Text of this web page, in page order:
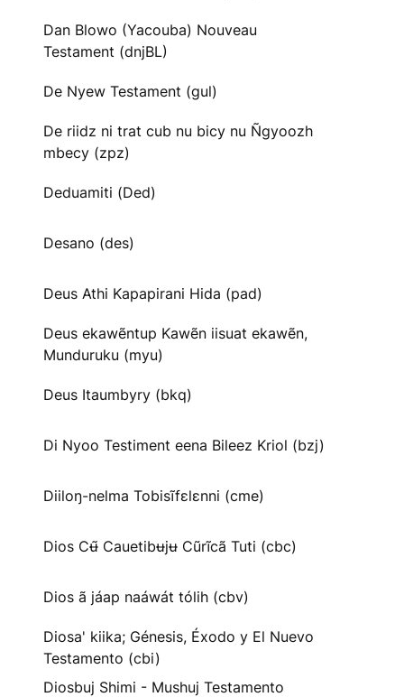
Dan Blowo (Yacouba) Nouveau
Testament (dnjBL)
De Nyew Testament (gul)
De riidz ni trat cub nu bicy nu Ñgyoozh
mbecy (zpz)
Deduamiti (Ded)
Desano (des)
Deus Athi Kapapirani Hida (pad)
Deus ekawẽntup Kawẽn iisuat ekawẽn,
Munduruku (myu)
Deus Itaumbyry (bkq)
Di Nyoo Testiment eena Bileez Kriol (bzj)
Diiloŋ-nelma Tobisĩfɛlɛnni (cme)
Dios Cʉ̃ Cauetibʉjʉ Cũrĩcã Tuti (cbc)
Dios ã jáap naáwát tólih (cbv)
Diosa' kiika; Génesis, Éxodo y El Nuevo
Testamento (cbi)
Diosbuj Shimi - Mushuj Testamento